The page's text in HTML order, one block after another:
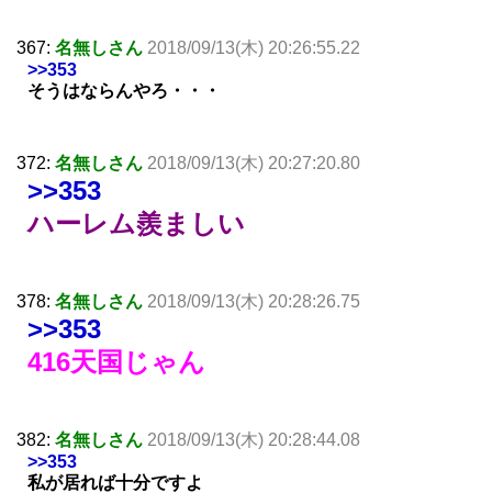
367: 名無しさん 2018/09/13(木) 20:26:55.22
>>353
そうはならんやろ・・・
372: 名無しさん 2018/09/13(木) 20:27:20.80
>>353
ハーレム羨ましい
378: 名無しさん 2018/09/13(木) 20:28:26.75
>>353
416天国じゃん
382: 名無しさん 2018/09/13(木) 20:28:44.08
>>353
私が居れば十分ですよ